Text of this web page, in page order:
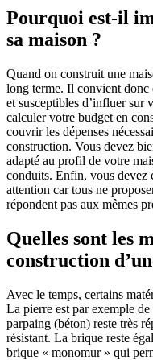
Pourquoi est-il
sa maison ?
Quand on construit une
long terme. Il convient donc
et susceptibles d’influer sur
calculer votre budget en
couvrir les dépenses
construction. Vous devez
adapté au profil de votre
conduits. Enfin, vous devez
attention car tous ne
répondent pas aux mêmes
Quelles sont les
construction
Avec le temps, certains
La pierre est par exemple
parpaing (béton) reste très
résistant. La brique reste
brique « monomur » qui